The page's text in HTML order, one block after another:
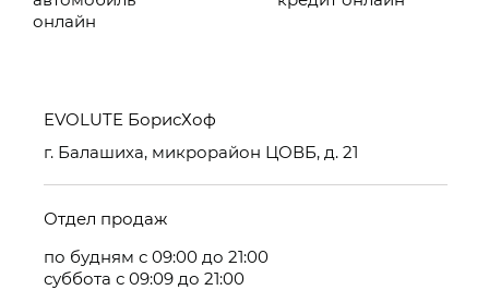
онлайн
EVOLUTE БорисХоф
г. Балашиха, микрорайон ЦОВБ, д. 21
Отдел продаж
по будням с 09:00 до 21:00
суббота с 09:09 до 21:00